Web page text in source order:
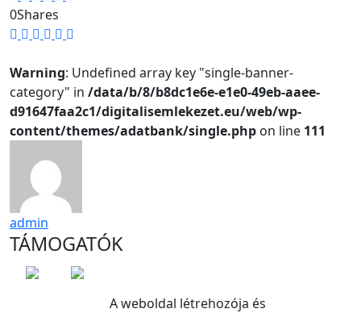
0Shares
Warning: Undefined array key "single-banner-
category" in /data/b/8/b8dc1e6e-e1e0-49eb-aaee-
d91647faa2c1/digitalisemlekezet.eu/web/wp-
content/themes/adatbank/single.php on line 111
admin
TÁMOGATÓK
A weboldal létrehozója és